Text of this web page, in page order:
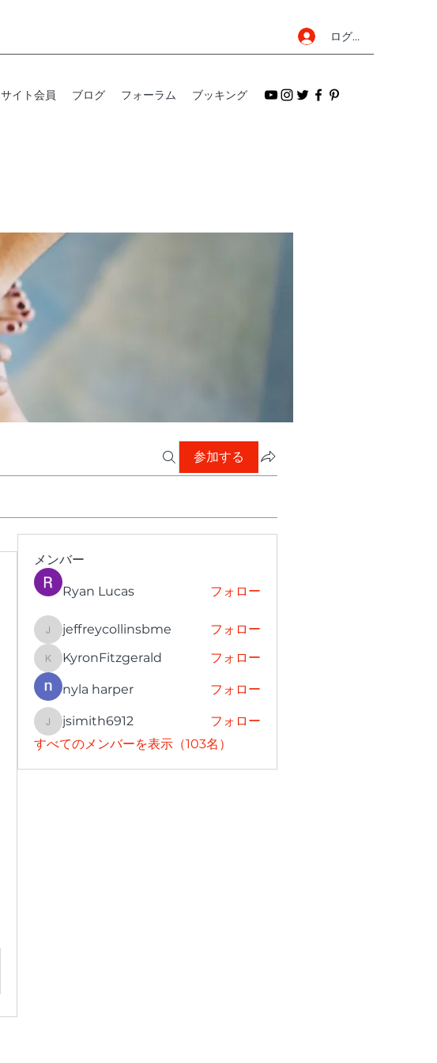
ログイン
サイト会員 ブログ フォーラム ブッキング
参加する
メンバー
Ryan Lucas フォロー
jeffreycollinsbme
jeffreycollinsbme フォロー
KyronFitzgerald
KyronFitzgerald フォロー
nyla harper フォロー
jsimith6912
jsimith6912
フォロー
すべてのメンバーを表示（103名）